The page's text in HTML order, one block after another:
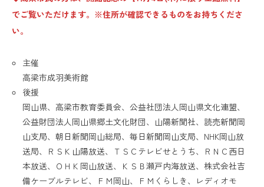
でご覧いただけます。※住所が確認できるものをお持ちくださ
い。
主催
高梁市成羽美術館
後援
岡山県、高梁市教育委員会、公益社団法人岡山県文化連盟、
公益財団法人岡山県郷土文化財団、山陽新聞社、読売新聞岡
山支局、朝日新聞岡山総局、毎日新聞岡山支局、NHK岡山放
送局、ＲＳＫ山陽放送、ＴＳＣテレビせとうち、ＲＮＣ西日
本放送、ＯＨＫ岡山放送、ＫＳＢ瀬戸内海放送、株式会社吉
備ケーブルテレビ、ＦＭ岡山、ＦＭくらしき、レディオモ